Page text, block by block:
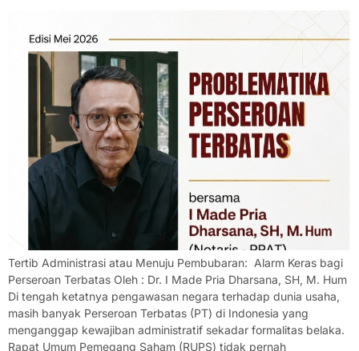
Tertib Administrasi atau Menuju Pembubaran: Alarm Keras bagi
Perseroan Terbatas Oleh : Dr. I Made Pria Dharsana, SH, M. Hum
Di tengah ketatnya pengawasan negara terhadap dunia usaha,
masih banyak Perseroan Terbatas (PT) di Indonesia yang
menganggap kewajiban administratif sekadar formalitas belaka.
Rapat Umum Pemegang Saham (RUPS) tidak pernah